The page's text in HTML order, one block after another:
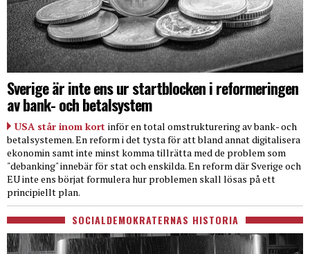
Sverige är inte ens ur startblocken i reformeringen
av bank- och betalsystem
USA står inom kort inför en total omstrukturering av bank- och
betalsystemen. En reform i det tysta för att bland annat digitalisera
ekonomin samt inte minst komma tillrätta med de problem som
"debanking" innebär för stat och enskilda. En reform där Sverige och
EU inte ens börjat formulera hur problemen skall lösas på ett
principiellt plan.
SOCIALDEMOKRATERNAS HISTORIA